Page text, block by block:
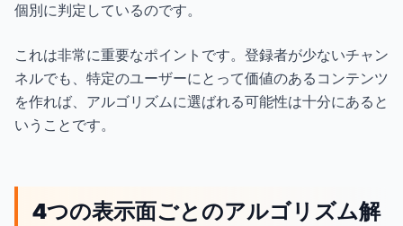
個別に判定しているのです。
これは非常に重要なポイントです。登録者が少ないチャン
ネルでも、特定のユーザーにとって価値のあるコンテンツ
を作れば、アルゴリズムに選ばれる可能性は十分にあると
いうことです。
4つの表示面ごとのアルゴリズム解